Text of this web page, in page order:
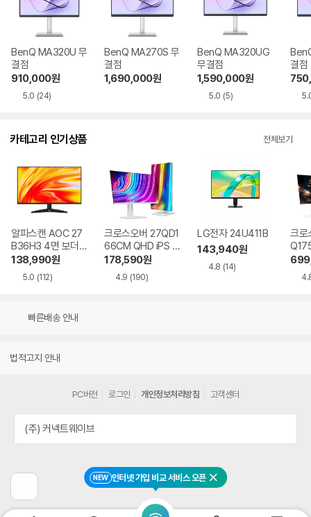
NEW 인터넷 가입 비교 서비스 오픈 닫기
BenQ MA320U 무
결점
910,000원
5.0 (24)
BenQ MA270S 무
결점
1,690,000원
BenQ MA320UG
무결점
1,590,000원
5.0 (5)
결점
카테고리 인기상품 전체보기
알파스캔 AOC 27
B36H3 4면 보더리
스 IPS 120 시력보
138,990원
5.0 (112)
크로스오버 27QD1
66CM QHD iPS U
SB-C 화이트 Ai 멀
178,590원
4.9 (190)
LG전자 24U411B
143,940원
4.8 (14)
크로
빠른배송 안내
법적고지 안내
전
페
PC버전 로그인 개인정보처리방침 고객센터
(주) 커넥트웨이브